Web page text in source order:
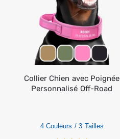
Collier Chien avec Poignée
Personnalisé Off-Road
4 Couleurs / 3 Tailles